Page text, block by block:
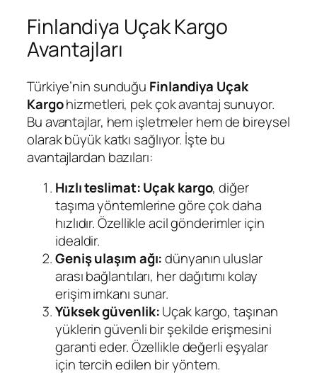
Finlandiya Uçak Kargo
Avantajları
Türkiye’nin sunduğu Finlandiya Uçak
Kargohizmetleri, pek çok avantaj sunuyor.
Bu avantajlar, hem işletmeler hem de bireysel
olarak büyük katkı sağlıyor. İşte bu
avantajlardan bazıları:
Hızlı teslimat:Uçak kargo, diğer
taşıma yöntemlerine göre çok daha
hızlıdır. Özellikle acil gönderimler için
idealdir.
Geniş ulaşım ağı:dünyanın uluslar
arası bağlantıları, her dağıtımı kolay
erişim imkanı sunar.
Yüksek güvenlik:Uçak kargo, taşınan
yüklerin güvenli bir şekilde erişmesini
garanti eder. Özellikle değerli eşyalar
için tercih edilen bir yöntem.